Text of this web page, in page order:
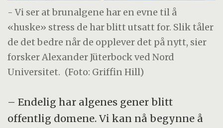
- Vi ser at brunalgene har en evne til å
«huske» stress de har blitt utsatt for. Slik tåler
de det bedre når de opplever det på nytt, sier
forsker Alexander Jüterbock ved Nord
Universitet. (Foto: Griffin Hill)
– Endelig har algenes gener blitt
offentlig domene. Vi kan nå begynne å